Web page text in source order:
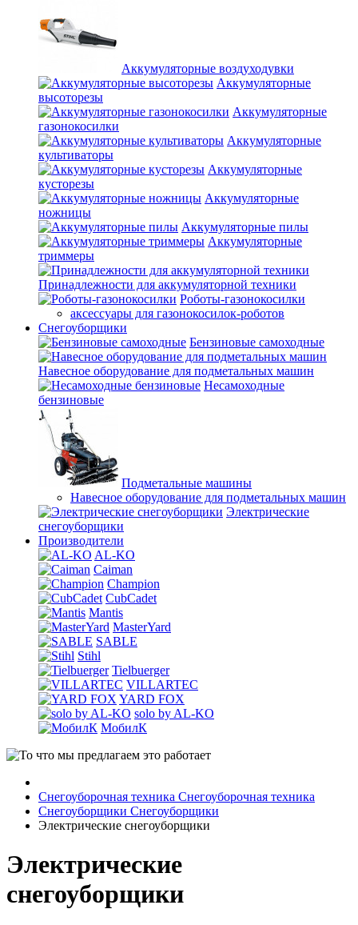
Аккумуляторные воздуходувки
Аккумуляторные
высоторезы
Аккумуляторные
газонокосилки
Аккумуляторные
культиваторы
Аккумуляторные
кусторезы
Аккумуляторные
ножницы
Аккумуляторные пилы
Аккумуляторные
триммеры
Принадлежности для аккумуляторной техники
Роботы-газонокосилки
аксессуары для газонокосилок-роботов
Снегоуборщики
Бензиновые самоходные
Навесное оборудование для подметальных машин
Несамоходные
бензиновые
Подметальные машины
Навесное оборудование для подметальных машин
Электрические
снегоуборщики
Производители
AL-KO
Caiman
Champion
CubCadet
Mantis
MasterYard
SABLE
Stihl
Tielbuerger
VILLARTEC
YARD FOX
solo by AL-KO
МобилК
Снегоуборочная техника Снегоуборочная техника
Снегоуборщики Снегоуборщики
Электрические снегоуборщики
Электрические
снегоуборщики